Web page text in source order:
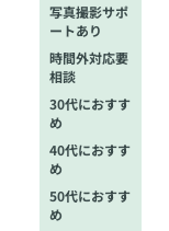
写真撮影サポ
ートあり
時間外対応要
相談
30代におすす
め
40代におすす
め
50代におすす
め